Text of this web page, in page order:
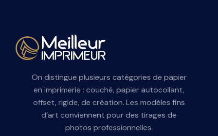
On distingue plusieurs catégories de papier
en imprimerie : couché, papier autocollant,
offset, rigide, de création. Les modèles fins
d’art conviennent pour des tirages de
photos professionnelles.